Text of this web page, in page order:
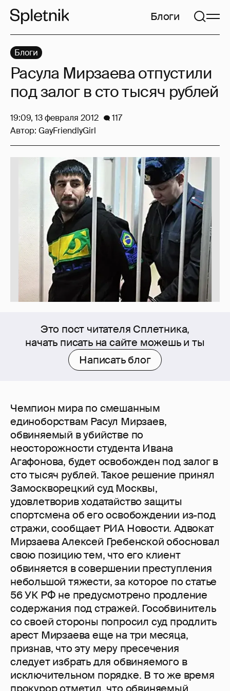
Блоги
Это пост читателя Сплетника,
начать писать на сайте можешь и ты
Написать блог
Чемпион мира по смешанным
единоборствам Расул Мирзаев,
обвиняемый в убийстве по
неосторожности студента Ивана
Агафонова, будет освобожден под залог в
сто тысяч рублей. Такое решение принял
Замоскворецкий суд Москвы,
удовлетворив ходатайство защиты
спортсмена об его освобождении из-под
стражи, сообщает РИА Новости. Адвокат
Мирзаева Алексей Гребенской обосновал
свою позицию тем, что его клиент
обвиняется в совершении преступления
небольшой тяжести, за которое по статье
56 УК РФ не предусмотрено продление
содержания под стражей. Гособвинитель
со своей стороны попросил суд продлить
арест Мирзаева еще на три месяца,
признав, что эту меру пресечения
следует избрать для обвиняемого в
исключительном порядке. В то же время
Блоги
Расула Мирзаева отпустили
под залог в сто тысяч рублей
19:09, 13 февраля 2012
117
Автор: GayFriendlyGirl